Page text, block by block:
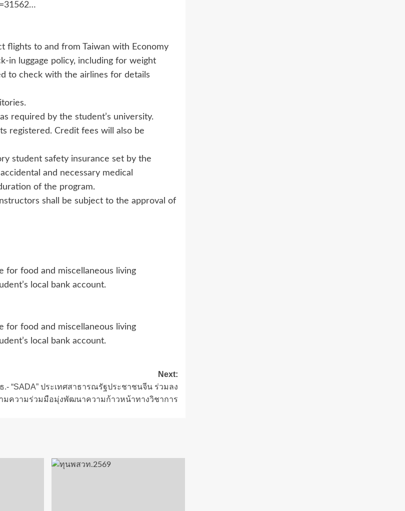
flights to and from Taiwan with Economy
in luggage policy, including for weight
to check with the airlines for details
required by the student’s university.
registered. Credit fees will also be
student safety insurance set by the
and necessary medical
of the program.
shall be subject to the approval of
for food and miscellaneous living
local bank account.
for food and miscellaneous living
local bank account.
Next:
.- “SADA” ประเทศสาธารณรัฐประชาชนจีน ร่วมลง
มความร่วมมือมุ่งพัฒนาความก้าวหน้าทางวิชาการ